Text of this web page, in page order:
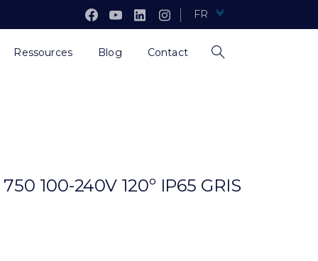
FR
Ressources Blog Contact
100-240V 120º IP65 GRIS